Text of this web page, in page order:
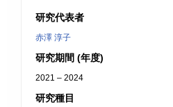
研究代表者
赤澤 淳子
研究期間 (年度)
2021 – 2024
研究種目